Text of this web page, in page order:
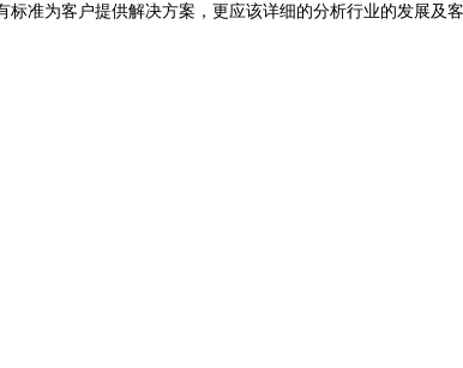
为客户提供解决方案，更应该详细的分析行业的发展及